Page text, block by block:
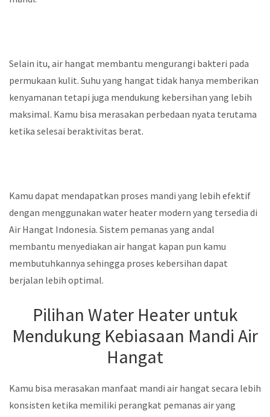
Selain itu, air hangat membantu mengurangi bakteri pada
permukaan kulit. Suhu yang hangat tidak hanya memberikan
kenyamanan tetapi juga mendukung kebersihan yang lebih
maksimal. Kamu bisa merasakan perbedaan nyata terutama
ketika selesai beraktivitas berat.
Kamu dapat mendapatkan proses mandi yang lebih efektif
dengan menggunakan water heater modern yang tersedia di
Air Hangat Indonesia. Sistem pemanas yang andal
membantu menyediakan air hangat kapan pun kamu
membutuhkannya sehingga proses kebersihan dapat
berjalan lebih optimal.
Pilihan Water Heater untuk
Mendukung Kebiasaan Mandi Air
Hangat
Kamu bisa merasakan manfaat mandi air hangat secara lebih
konsisten ketika memiliki perangkat pemanas air yang